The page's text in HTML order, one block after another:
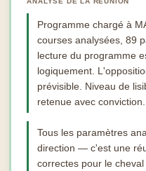
Programme chargé à
courses analysées, 89
lecture du programme
logiquement.
prévisible. Niveau de
retenue avec conviction.
Tous les paramètres
direction — c'est une
correctes pour le